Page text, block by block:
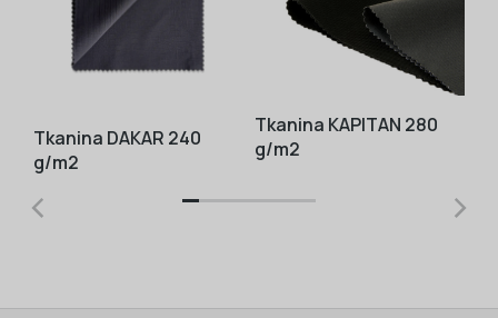
Tkanina DAKAR 240
g/m2
Tkanina KAPITAN 280
g/m2